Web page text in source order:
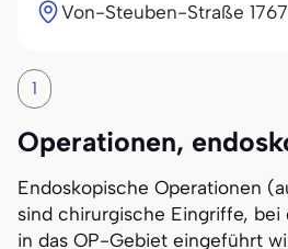
Von-Steuben-Straße 17
1
Operationen,
Endoskopische Operationen
sind chirurgische Eingriffe, bei
in das OP-Gebiet eingeführt